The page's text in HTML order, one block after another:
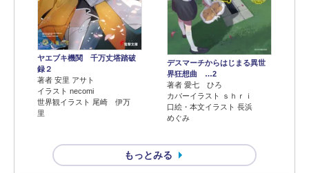
ヤエブキ機関 千万丈塔踏破
録２
著者 安里 アサト
イラスト necomi
世界観イラスト 尾崎 伊万
里
デスマーチからはじまる異世
界狂想曲 …2
著者 愛七 ひろ
カバーイラスト ｓｈｒｉ
口絵・本文イラスト 長浜
めぐみ
もっとみる